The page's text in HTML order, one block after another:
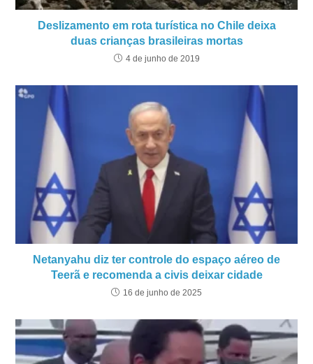
Deslizamento em rota turística no Chile deixa
duas crianças brasileiras mortas
4 de junho de 2019
Netanyahu diz ter controle do espaço aéreo de
Teerã e recomenda a civis deixar cidade
16 de junho de 2025